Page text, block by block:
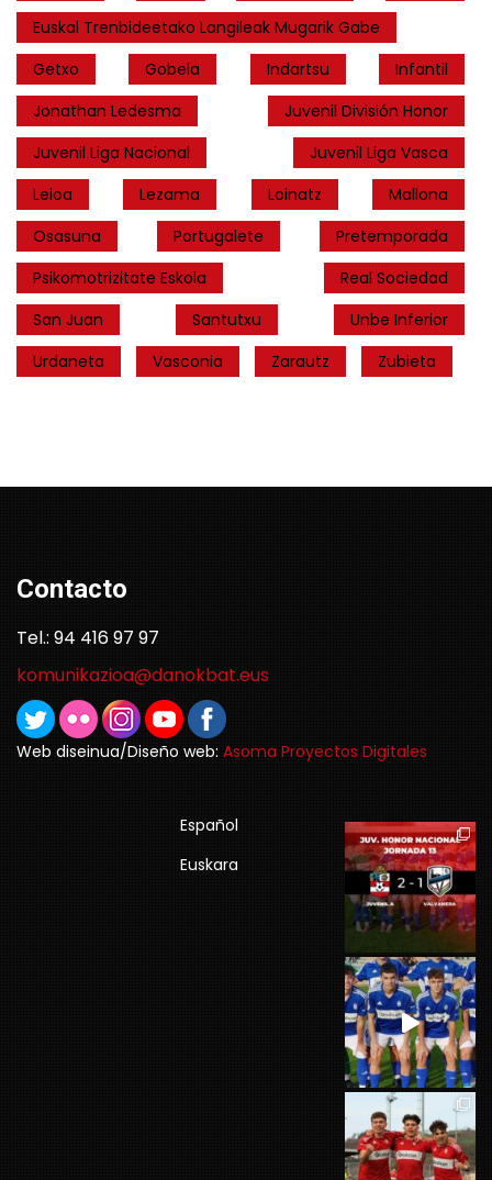
Euskal Trenbideetako Langileak Mugarik Gabe
Getxo
Gobela Indartsu
Infantil
Jonathan Ledesma
Juvenil División Honor
Juvenil Liga Nacional
Juvenil Liga Vasca
Leioa
Lezama Loinatz
Mallona
Osasuna
Portugalete
Pretemporada
Psikomotrizitate Eskola
Real Sociedad
San Juan
Santutxu
Unbe Inferior
Urdaneta
Vasconia Zarautz Zubieta
Contacto
Tel.: 94 416 97 97
komunikazioa@danokbat.eus
Web diseinua/Diseño web: Asoma Proyectos Digitales
Español
Euskara